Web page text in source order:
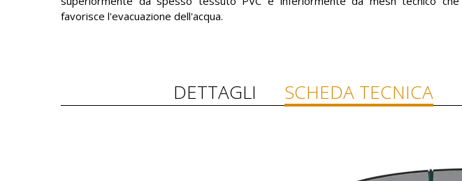
favorisce l'evacuazione dell'acqua.
DETTAGLI SCHEDA TECNICA